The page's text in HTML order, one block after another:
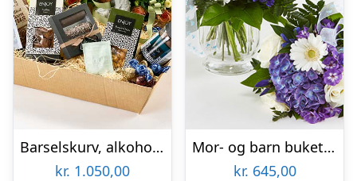
Barselskurv, alkoholfri med mor/barn buket – Send blomster med Bloomit
kr. 1.050,00
Mor- og barn buket i blå – Send blomster med Bloomit
kr. 645,00